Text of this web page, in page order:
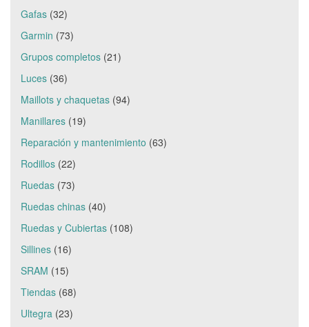
Gafas (32)
Garmin (73)
Grupos completos (21)
Luces (36)
Maillots y chaquetas (94)
Manillares (19)
Reparación y mantenimiento (63)
Rodillos (22)
Ruedas (73)
Ruedas chinas (40)
Ruedas y Cubiertas (108)
Sillines (16)
SRAM (15)
Tiendas (68)
Ultegra (23)